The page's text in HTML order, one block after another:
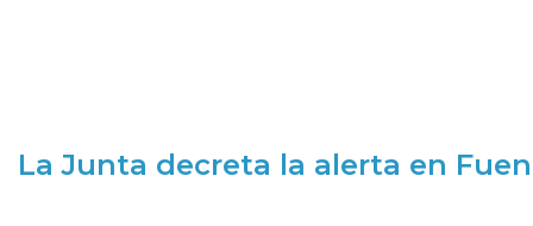
La Junta decreta la alerta en